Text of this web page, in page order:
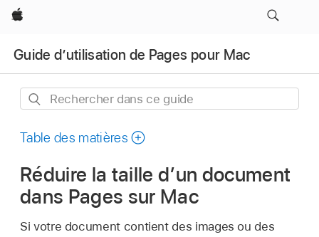
Apple
Guide d’utilisation de Pages pour Mac
Rechercher
ce
Table des matières
Réduire la taille d’un document
dans Pages sur Mac
Si votre document contient des images ou des